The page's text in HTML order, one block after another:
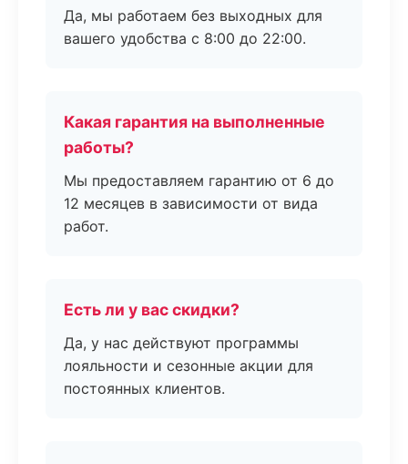
Да, мы работаем без выходных для
вашего удобства с 8:00 до 22:00.
Какая гарантия на выполненные
работы?
Мы предоставляем гарантию от 6 до
12 месяцев в зависимости от вида
работ.
Есть ли у вас скидки?
Да, у нас действуют программы
лояльности и сезонные акции для
постоянных клиентов.